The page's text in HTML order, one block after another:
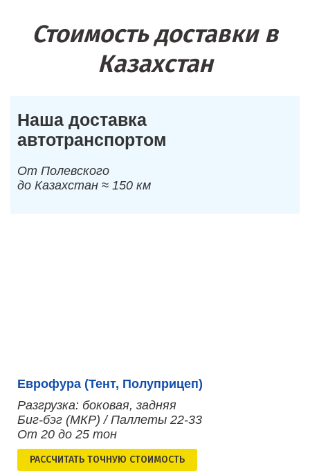
Стоимость доставки в
Казахстан
Наша доставка
автотранспортом
От Полевского
до Казахстан ≈ 150 км
Еврофура (Тент, Полуприцеп)
Разгрузка: боковая, задняя
Биг-бэг (МКР) / Паллеты 22-33
От 20 до 25 тон
РАСCЧИТАТЬ ТОЧНУЮ СТОИМОСТЬ